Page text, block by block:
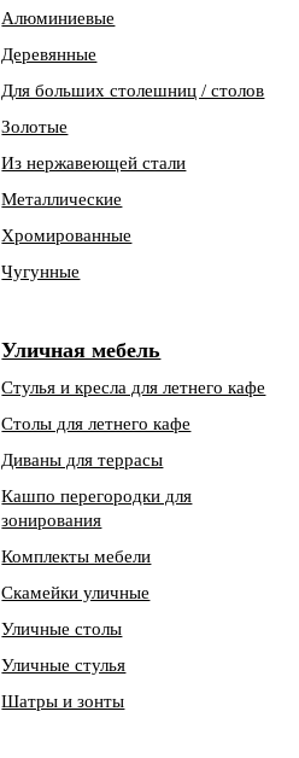
Алюминиевые
Деревянные
Для больших столешниц / столов
Золотые
Из нержавеющей стали
Металлические
Хромированные
Чугунные
Уличная мебель
Стулья и кресла для летнего кафе
Столы для летнего кафе
Диваны для террасы
Кашпо перегородки для
зонирования
Комплекты мебели
Скамейки уличные
Уличные столы
Уличные стулья
Шатры и зонты